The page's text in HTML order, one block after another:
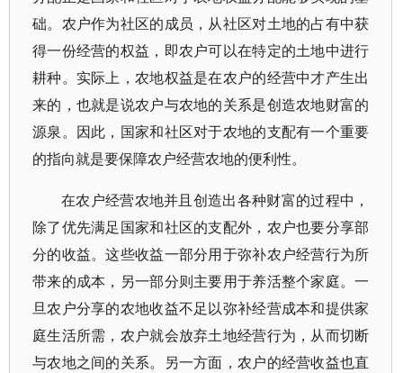
础。农户作为社区的成员，从社区对土地的占有中获
得一份经营的权益，即农户可以在特定的土地中进行
耕种。实际上，农地权益是在农户的经营中才产生出
来的，也就是说农户与农地的关系是创造农地财富的
源泉。因此，国家和社区对于农地的支配有一个重要
的指向就是要保障农户经营农地的便利性。
在农户经营农地并且创造出各种财富的过程中，
除了优先满足国家和社区的支配外，农户也要分享部
分的收益。这些收益一部分用于弥补农户经营行为所
带来的成本，另一部分则主要用于养活整个家庭。一
旦农户分享的农地收益不足以弥补经营成本和提供家
庭生活所需，农户就会放弃土地经营行为，从而切断
与农地之间的关系。另一方面，农户的经营收益也直